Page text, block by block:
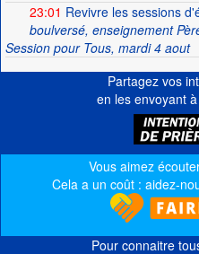
23:01 Revivre les sessions
boulversé, enseignement
Session pour Tous, mardi 4 aout
Partagez vos
en les envoyant
Vous aimez
Cela a un coût : aidez-
Pour connaitre